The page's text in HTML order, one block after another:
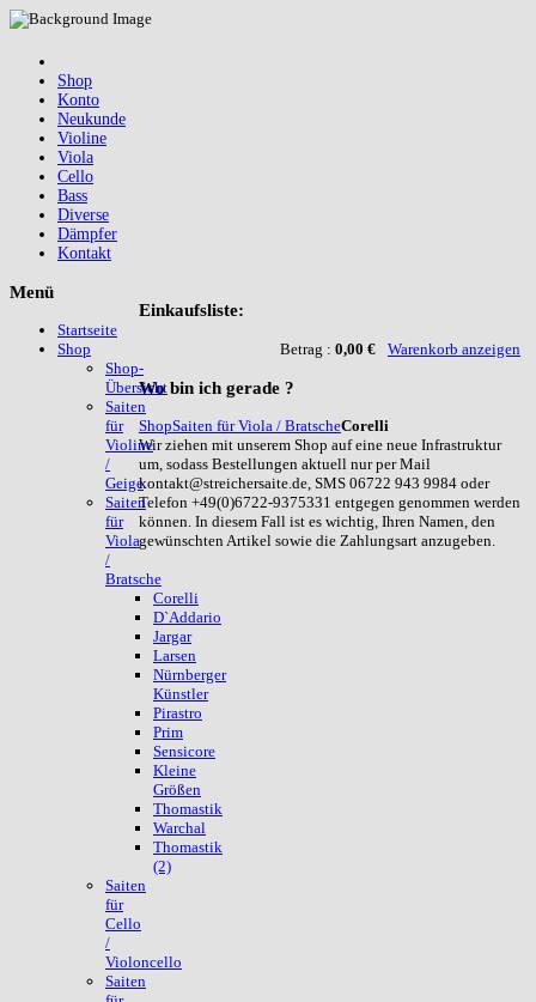
Shop
Konto
Neukunde
Violine
Viola
Cello
Bass
Diverse
Dämpfer
Kontakt
Einkaufsliste:
Betrag : 0,00 € Warenkorb anzeigen
Wobin ich gerade ?
ShopSaiten für Viola / BratscheCorelli
Wir ziehen mit unserem Shop auf eine neue Infrastruktur
um, sodass Bestellungen aktuell nur per Mail
kontakt@streichersaite.de, SMS 06722 943 9984 oder
Telefon +49(0)6722-9375331 entgegen genommen werden
können. In diesem Fall ist es wichtig, Ihren Namen, den
gewünschten Artikel sowie die Zahlungsart anzugeben.
Menü
Startseite
Shop
Shop-
Übersicht
Saiten
für
Violine
/
Geige
Saiten
für
Viola
/
Bratsche
Corelli
D`Addario
Jargar
Larsen
Nürnberger
Künstler
Pirastro
Prim
Sensicore
Kleine
Größen
Thomastik
Warchal
Thomastik
(2)
Saiten
für
Cello
/
Violoncello
Saiten